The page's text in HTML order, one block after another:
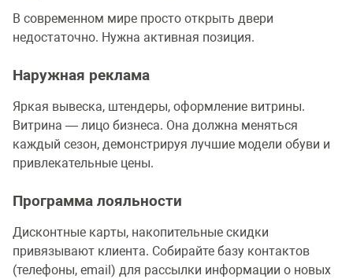
В современном мире просто открыть двери
недостаточно. Нужна активная позиция.
Наружная реклама
Яркая вывеска, штендеры, оформление витрины.
Витрина — лицо бизнеса. Она должна меняться
каждый сезон, демонстрируя лучшие модели обуви и
привлекательные цены.
Программа лояльности
Дисконтные карты, накопительные скидки
привязывают клиента. Собирайте базу контактов
(телефоны, email) для рассылки информации о новых